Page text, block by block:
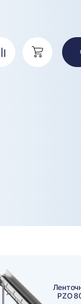
СравнениеКорзина
PZO